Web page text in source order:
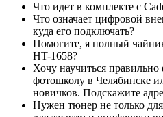
Что идет в комплекте с
Что означает цифровой
куда его подключать?
Помогите, я полный
HT-1658?
Хочу научиться
фотошколу в Челябинске
новичков. Подскажите
Нужен тюнер не только